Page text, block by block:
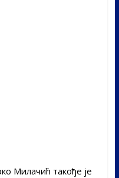
Милачић такође је